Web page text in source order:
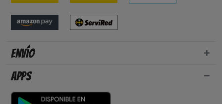
Envío
Apps